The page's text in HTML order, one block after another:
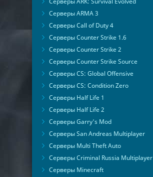
Серверы ARMA 3
Серверы Call of Duty 4
Серверы Counter Strike 1.6
Серверы Counter Strike 2
Серверы Counter Strike Source
Серверы CS: Global Offensive
Серверы CS: Condition Zero
Серверы Half Life 1
Серверы Half Life 2
Серверы Garry's Mod
Серверы San Andreas Multiplayer
Серверы Multi Theft Auto
Серверы Criminal Russia Multiplayer
Серверы Minecraft